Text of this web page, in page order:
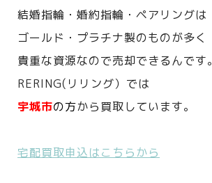
結婚指輪・婚約指輪・ペアリングは
ゴールド・プラチナ製のものが多く
貴重な資源なので売却できるんです。
RERING(リリング）では
宇城市の方から買取しています。
宅配買取申込はこちらから